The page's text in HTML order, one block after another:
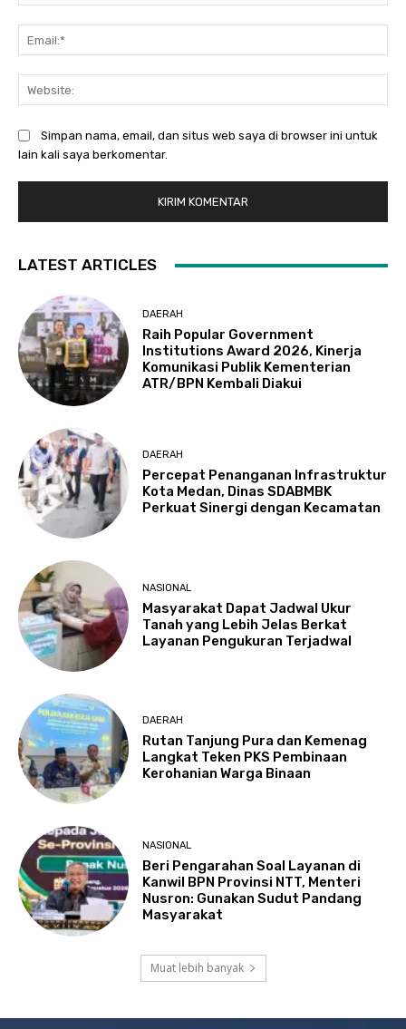
Simpan nama, email, dan situs web saya di browser ini untuk
lain kali saya berkomentar.
LATEST ARTICLES
DAERAH
Raih Popular Government
Institutions Award 2026, Kinerja
Komunikasi Publik Kementerian
ATR/BPN Kembali Diakui
DAERAH
Percepat Penanganan Infrastruktur
Kota Medan, Dinas SDABMBK
Perkuat Sinergi dengan Kecamatan
NASIONAL
Masyarakat Dapat Jadwal Ukur
Tanah yang Lebih Jelas Berkat
Layanan Pengukuran Terjadwal
DAERAH
Rutan Tanjung Pura dan Kemenag
Langkat Teken PKS Pembinaan
Kerohanian Warga Binaan
NASIONAL
Beri Pengarahan Soal Layanan di
Kanwil BPN Provinsi NTT, Menteri
Nusron: Gunakan Sudut Pandang
Masyarakat
Muat lebih banyak